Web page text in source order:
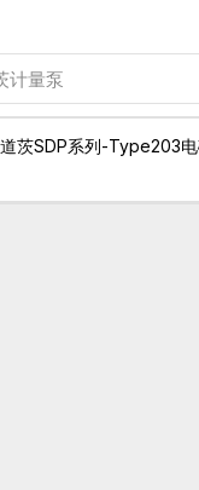
质监测仪
道茨SDP系列-Type203